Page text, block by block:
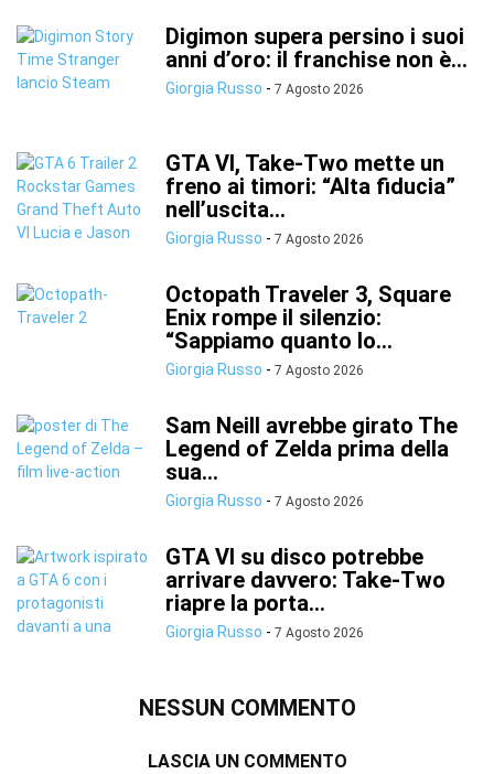
Digimon supera persino i suoi
anni d’oro: il franchise non è...
Giorgia Russo - 7 Agosto 2026
GTA VI, Take-Two mette un
freno ai timori: “Alta fiducia”
nell’uscita...
Giorgia Russo - 7 Agosto 2026
Octopath Traveler 3, Square
Enix rompe il silenzio:
“Sappiamo quanto lo...
Giorgia Russo - 7 Agosto 2026
Sam Neill avrebbe girato The
Legend of Zelda prima della
sua...
Giorgia Russo - 7 Agosto 2026
GTA VI su disco potrebbe
arrivare davvero: Take-Two
riapre la porta...
Giorgia Russo - 7 Agosto 2026
NESSUN COMMENTO
LASCIA UN COMMENTO